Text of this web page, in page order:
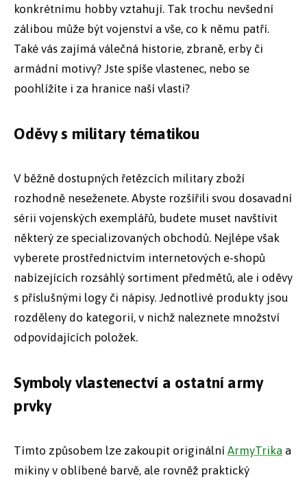
konkrétnímu hobby vztahují. Tak trochu nevšední
zálibou může být vojenství a vše, co k němu patří.
Také vás zajímá válečná historie, zbraně, erby či
armádní motivy? Jste spíše vlastenec, nebo se
poohlížíte i za hranice naší vlasti?
Oděvy s military tématikou
V běžně dostupných řetězcích military zboží
rozhodně neseženete. Abyste rozšířili svou dosavadní
sérii vojenských exemplářů, budete muset navštívit
některý ze specializovaných obchodů. Nejlépe však
vyberete prostřednictvím internetových e-shopů
nabízejících rozsáhlý sortiment předmětů, ale i oděvy
s příslušnými logy či nápisy. Jednotlivé produkty jsou
rozděleny do kategorií, v nichž naleznete množství
odpovídajících položek.
Symboly vlastenectví a ostatní army
prvky
Tímto způsobem lze zakoupit originální ArmyTrika a
mikiny v oblíbené barvě, ale rovněž praktický